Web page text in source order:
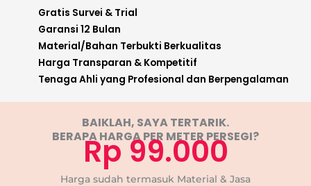
Gratis Survei & Trial
Garansi 12 Bulan
Material/Bahan Terbukti Berkualitas
Harga Transparan & Kompetitif
Tenaga Ahli yang Profesional dan Berpengalaman
BAIKLAH, SAYA TERTARIK.
BERAPA HARGA PER METER PERSEGI?
Rp 99.000
Harga sudah termasuk Material & Jasa